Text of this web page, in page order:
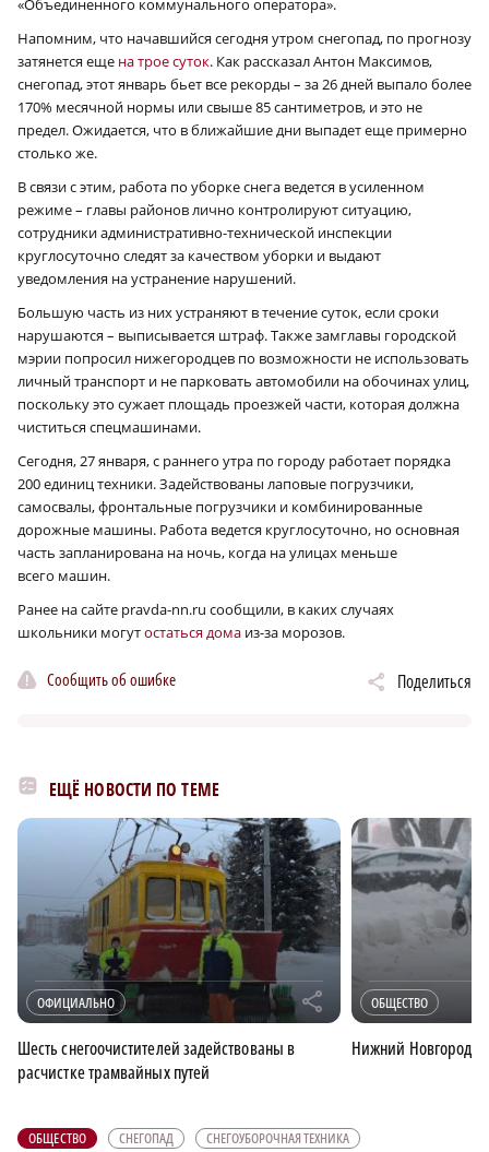
«Объединенного коммунального оператора».
Напомним, что начавшийся сегодня утром снегопад, по прогнозу
затянется еще на трое суток. Как рассказал Антон Максимов,
снегопад, этот январь бьет все рекорды – за 26 дней выпало более
170% месячной нормы или свыше 85 сантиметров, и это не
предел. Ожидается, что в ближайшие дни выпадет еще примерно
столько же.
В связи с этим, работа по уборке снега ведется в усиленном
режиме – главы районов лично контролируют ситуацию,
сотрудники административно-технической инспекции
круглосуточно следят за качеством уборки и выдают
уведомления на устранение нарушений.
Большую часть из них устраняют в течение суток, если сроки
нарушаются – выписывается штраф. Также замглавы городской
мэрии попросил нижегородцев по возможности не использовать
личный транспорт и не парковать автомобили на обочинах улиц,
поскольку это сужает площадь проезжей части, которая должна
чиститься спецмашинами.
Сегодня, 27 января, с раннего утра по городу работает порядка
200 единиц техники. Задействованы лаповые погрузчики,
самосвалы, фронтальные погрузчики и комбинированные
дорожные машины. Работа ведется круглосуточно, но основная
часть запланирована на ночь, когда на улицах меньше
всего машин.
Ранее на сайте pravda-nn.ru сообщили, в каких случаях
школьники могутостаться дома из-за морозов.
Сообщить об ошибке Поделиться
ЕЩЁ НОВОСТИ ПО ТЕМЕ
ОФИЦИАЛЬНО r
Шесть снегоочистителей задействованы в
расчистке трамвайных путей
ОБЩЕСТВО
Нижний Новгород
ОБЩЕСТВО СНЕГОПАД
СНЕГОУБОРОЧНАЯ ТЕХНИКА